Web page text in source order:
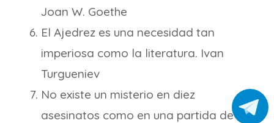
Joan W. Goethe
El Ajedrez es una necesidad tan
imperiosa como la literatura. Ivan
Turgueniev
No existe un misterio en diez
asesinatos como en una partida de